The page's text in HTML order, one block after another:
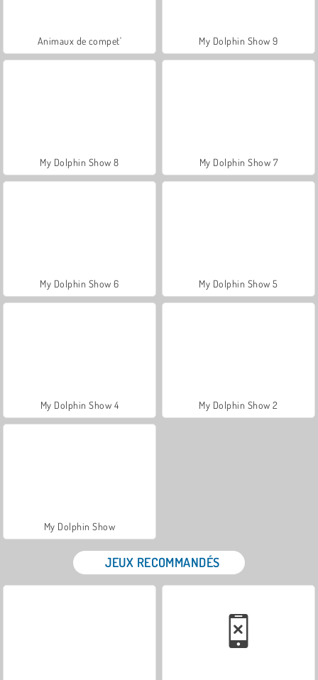
Animaux de compet' My Dolphin Show 9
My Dolphin Show 8 My Dolphin Show 7
My Dolphin Show 6 My Dolphin Show 5
My Dolphin Show 4 My Dolphin Show 2
My Dolphin Show
JEUX RECOMMANDÉS